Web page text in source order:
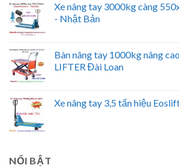
Xe nâng tay 3000kg càng
- Nhật Bản
Bàn nâng tay 1000kg nâng
LIFTER Đài Loan
Xe nâng tay 3,5 tấn hiệu
NỔI BẬT